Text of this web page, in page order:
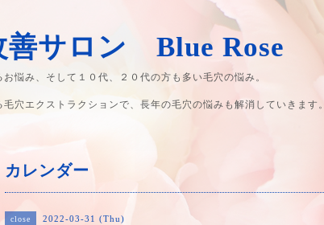
善サロン Blue Rose
悩み、そして１０代、２０代の方も多い毛穴の悩み。
穴エクストラクションで、長年の毛穴の悩みも解消していきます。
カレンダー
close 2022-03-31 (Thu)